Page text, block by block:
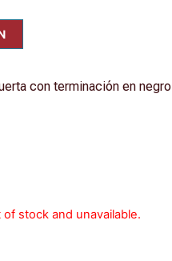
con terminación en negro
stock and unavailable.